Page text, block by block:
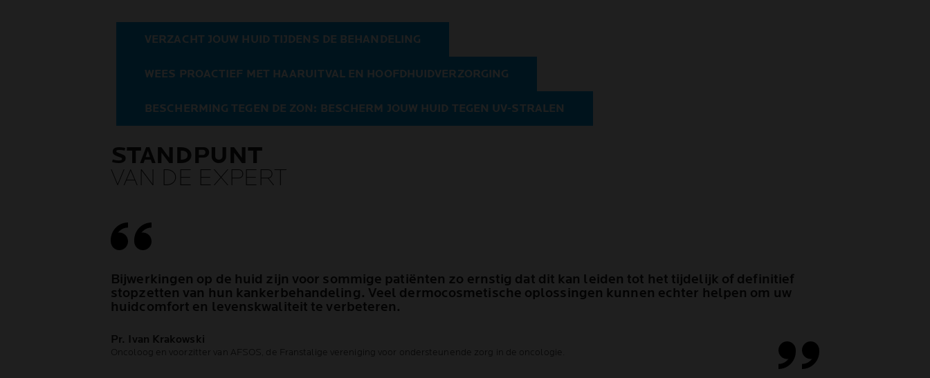
VERZACHT JOUW HUID TIJDENS DE BEHANDELING
WEES PROACTIEF MET HAARUITVAL EN HOOFDHUIDVERZORGING
BESCHERMING TEGEN DE ZON: BESCHERM JOUW HUID TEGEN UV-STRALEN
STANDPUNT
VAN DE EXPERT
Bijwerkingen op de huid zijn voor sommige patiënten zo ernstig dat dit kan leiden tot het tijdelijk of definitief
stopzetten van hun kankerbehandeling. Veel dermocosmetische oplossingen kunnen echter helpen om uw
huidcomfort en levenskwaliteit te verbeteren.
Pr. Ivan Krakowski
Oncoloog en voorzitter van AFSOS, de Franstalige vereniging voor ondersteunende zorg in de oncologie.